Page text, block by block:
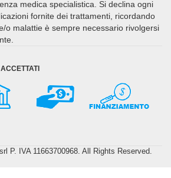
medica specialistica. Si declina ogni
fornite dei trattamenti, ricordando
o malattie è sempre necessario rivolgersi
P. IVA 11663700968. All Rights Reserved.